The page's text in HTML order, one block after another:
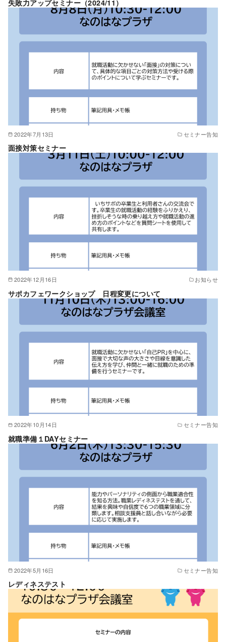
失敗力アップセミナー（2024/11）
2022年7月13日 セミナー告知
面接対策セミナー
2022年12月16日 お知らせ
サポカフェワークショップ 日程変更について
2022年10月14日 セミナー告知
就職準備１DAYセミナー
2022年5月16日 セミナー告知
レディネステスト